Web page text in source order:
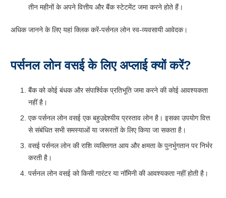
तीन महीनों के अपने वित्तीय और बैंक स्टेटमेंट जमा करने होते हैं।
अधिक जानने के लिए यहां क्लिक करें-पर्सनल लोन स्व-व्यवसायी आवेदक।
पर्सनल लोन वसई के लिए अप्लाई क्यों करें?
बैंक को कोई बंधक और संपार्श्विक प्रतिभूति जमा करने की कोई आवश्यकता
नहीं है।
एक पर्सनल लोन वसई एक बहुउद्देश्यीय प्रस्ताव लोन है। इसका उपयोग वित्त
से संबंधित सभी समस्याओं या जरूरतों के लिए किया जा सकता है।
वसई पर्सनल लोन की राशि व्यक्तिगत आय और क्षमता के पुनर्भुगतान पर निर्भर
करती है।
पर्सनल लोन वसई को किसी गारंटर या नॉमिनी की आवश्यकता नहीं होती है।